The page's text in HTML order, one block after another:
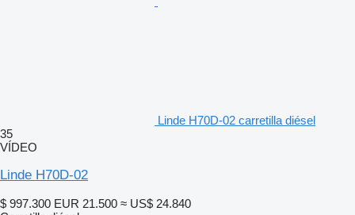
Linde H70D-02 carretilla diésel
35
VÍDEO
Linde H70D-02
$ 997.300 EUR 21.500 ≈ US$ 24.840